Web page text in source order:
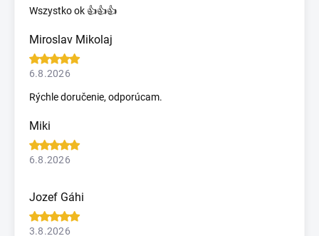
Wszystko ok 👍👍👍
Miroslav Mikolaj
6.8.2026
Rýchle doručenie, odporúcam.
Miki
6.8.2026
Jozef Gáhi
3.8.2026